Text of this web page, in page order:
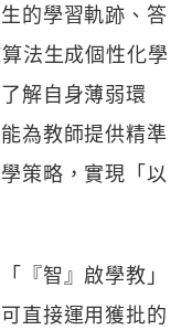
的學習軌跡、答
法生成個性化學
解自身薄弱環
為教師提供精準
策略，實現「以
『智』啟學教」
直接運用獲批的